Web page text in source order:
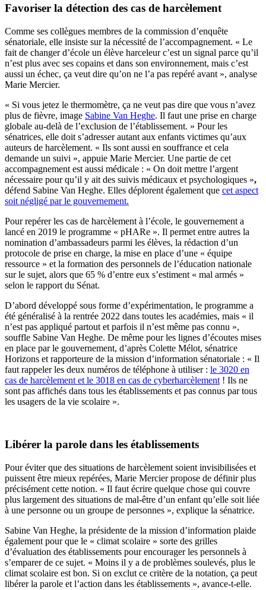
Favoriser la détection des cas de harcèlement
Comme ses collègues membres de la commission d’enquête
sénatoriale, elle insiste sur la nécessité de l’accompagnement. « Le
fait de changer d’école un élève harceleur c’est un signal parce qu’il
n’est plus avec ses copains et dans son environnement, mais c’est
aussi un échec, ça veut dire qu’on ne l’a pas repéré avant », analyse
Marie Mercier.
« Si vous jetez le thermomètre, ça ne veut pas dire que vous n’avez
plus de fièvre, image Sabine Van Heghe. Il faut une prise en charge
globale au-delà de l’exclusion de l’établissement. » Pour les
sénatrices, elle doit s’adresser autant aux enfants victimes qu’aux
auteurs de harcèlement. « Ils sont aussi en souffrance et cela
demande un suivi », appuie Marie Mercier. Une partie de cet
accompagnement est aussi médicale : « On doit mettre l’argent
nécessaire pour qu’il y ait des suivis médicaux et psychologiques »,
défend Sabine Van Heghe. Elles déplorent également que cet aspect
soit négligé par le gouvernement.
Pour repérer les cas de harcèlement à l’école, le gouvernement a
lancé en 2019 le programme « pHARe ». Il permet entre autres la
nomination d’ambassadeurs parmi les élèves, la rédaction d’un
protocole de prise en charge, la mise en place d’une « équipe
ressource » et la formation des personnels de l’éducation nationale
sur le sujet, alors que 65 % d’entre eux s’estiment « mal armés »
selon le rapport du Sénat.
D’abord développé sous forme d’expérimentation, le programme a
été généralisé à la rentrée 2022 dans toutes les académies, mais « il
n’est pas appliqué partout et parfois il n’est même pas connu »,
souffle Sabine Van Heghe. De même pour les lignes d’écoutes mises
en place par le gouvernement, d’après Colette Mélot, sénatrice
Horizons et rapporteure de la mission d’information sénatoriale : « Il
faut rappeler les deux numéros de téléphone à utiliser : le 3020 en
cas de harcèlement et le 3018 en cas de cyberharcèlement ! Ils ne
sont pas affichés dans tous les établissements et pas connus par tous
les usagers de la vie scolaire ».
Libérer la parole dans les établissements
Pour éviter que des situations de harcèlement soient invisibilisées et
puissent être mieux repérées, Marie Mercier propose de définir plus
précisément cette notion. « Il faut écrire quelque chose qui couvre
plus largement des situations de mal-être d’un enfant qu’elle soit liée
à une personne ou un groupe de personnes », explique la sénatrice.
Sabine Van Heghe, la présidente de la mission d’information plaide
également pour que le « climat scolaire » sorte des grilles
d’évaluation des établissements pour encourager les personnels à
s’emparer de ce sujet. « Moins il y a de problèmes soulevés, plus le
climat scolaire est bon. Si on exclut ce critère de la notation, ça peut
libérer la parole et l’action dans les établissements », avance-t-elle.